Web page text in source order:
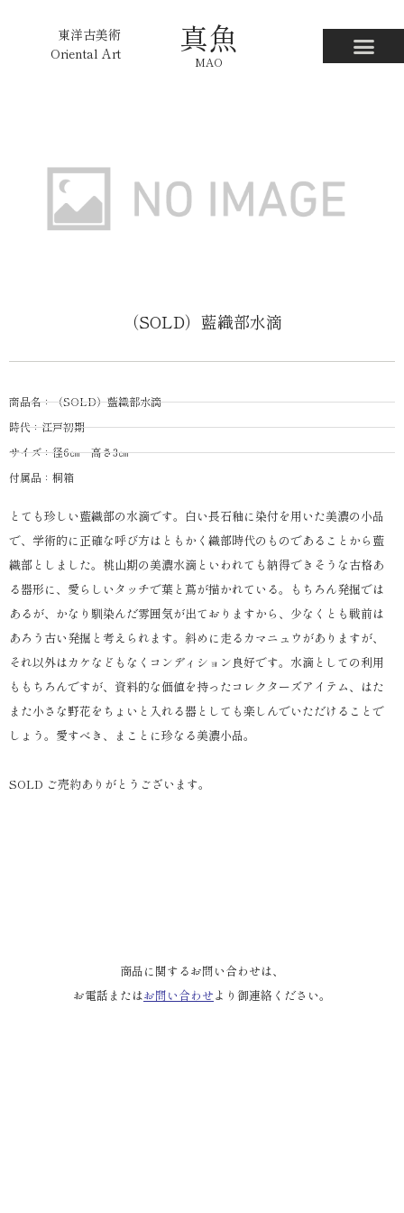
東洋古美術
Oriental Art
真魚
MAO
（SOLD）藍織部水滴
商品名：（SOLD）藍織部水滴
時代：江戸初期
サイズ：径6㎝ 高さ3㎝
付属品：桐箱
とても珍しい藍織部の水滴です。白い長石釉に染付を用いた美濃の小品
で、学術的に正確な呼び方はともかく織部時代のものであることから藍
織部としました。桃山期の美濃水滴といわれても納得できそうな古格あ
る器形に、愛らしいタッチで葉と蔦が描かれている。もちろん発掘では
あるが、かなり馴染んだ雰囲気が出ておりますから、少なくとも戦前は
あろう古い発掘と考えられます。斜めに走るカマニュウがありますが、
それ以外はカケなどもなくコンディション良好です。水滴としての利用
ももちろんですが、資料的な価値を持ったコレクターズアイテム、はた
また小さな野花をちょいと入れる器としても楽しんでいただけることで
しょう。愛すべき、まことに珍なる美濃小品。
SOLD ご売約ありがとうございます。
商品に関するお問い合わせは、
お電話またはお問い合わせより御連絡ください。